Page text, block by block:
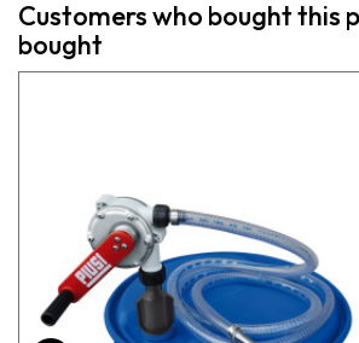
asesoraron y explicaron con
detalle para asegurarme de que
estaba eligiendo la máquina más
vuelto a comprar, tengo varios
pedidos en proceso y muy
Customers who bought this
bought